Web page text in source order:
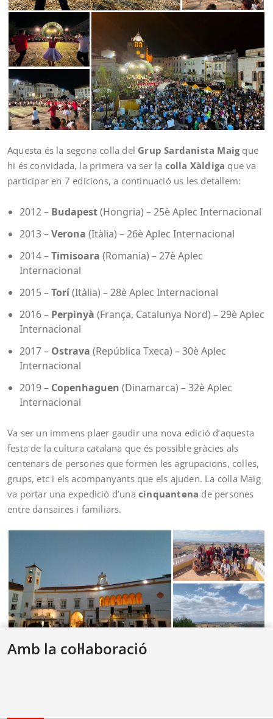
Aquesta és la segona colla del Grup Sardanista Maigque
hi és convidada, la primera va ser la colla Xàldiga que va
participar en 7 edicions, a continuació us les detallem:
2012 – Budapest(Hongria) – 25è Aplec Internacional
2013 –Verona (Itàlia) – 26è Aplec Internacional
2014 –Timisoara (Romania) – 27è Aplec
Internacional
2015 –Torí(Itàlia) – 28è Aplec Internacional
2016 – Perpinyà (França, Catalunya Nord) – 29è Aplec
Internacional
2017 – Ostrava (República Txeca) – 30è Aplec
Internacional
2019 – Copenhaguen (Dinamarca) – 32è Aplec
Internacional
Va ser un immens plaer gaudir una nova edició d’aquesta
festa de la cultura catalana que és possible gràcies als
centenars de persones que formen les agrupacions, colles,
grups, etc i els acompanyants que els ajuden. La colla Maig
va portar una expedició d’una cinquantena de persones
entre dansaires i familiars.
Amb la col·laboració